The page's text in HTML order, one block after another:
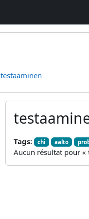
testaaminen
Tags: chi aalto
Aucun résultat pour «